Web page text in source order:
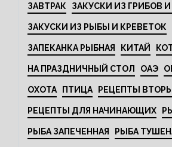
ЗАВТРАК ЗАКУСКИ ИЗ ГРИБОВ
ЗАКУСКИ ИЗ РЫБЫ И КРЕВЕТОК
ЗАПЕКАНКА РЫБНАЯ КИТАЙ
НА ПРАЗДНИЧНЫЙ СТОЛ ОАЭ
ОХОТА ПТИЦА РЕЦЕПТЫ
РЕЦЕПТЫ ДЛЯ НАЧИНАЮЩИХ
РЫБА ЗАПЕЧЕННАЯ РЫБА